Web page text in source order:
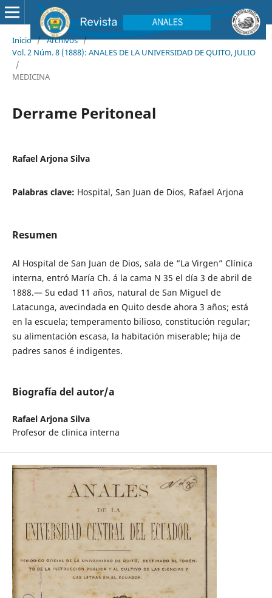
Inicio / Archivos /
Vol. 2 Núm. 8 (1888): ANALES DE LA UNIVERSIDAD DE QUITO, JULIO
/
MEDICINA
Derrame Peritoneal
Rafael Arjona Silva
Palabras clave: Hospital, San Juan de Dios, Rafael Arjona
Resumen
Al Hospital de San Juan de Dios, sala de “La Virgen” Clínica
interna, entró María Ch. á la cama N 35 el día 3 de abril de
1888.— Su edad 11 años, natural de San Miguel de
Latacunga, avecindada en Quito desde ahora 3 años; está
en la escuela; temperamento bilioso, constitución regular;
su alimentación escasa, la habitación miserable; hija de
padres sanos é indigentes.
Biografía del autor/a
Rafael Arjona Silva
Profesor de clinica interna